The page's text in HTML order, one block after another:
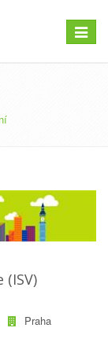
Praha